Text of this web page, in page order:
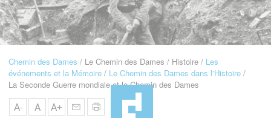
Navigation
Fil
d'Ariane
Chemin des Dames Le Chemin des Dames Histoire
Les
événements et la Mémoire
Le Chemin des Dames dans l'Histoire
La Seconde Guerre mondiale et le Chemin des Dames
A- A A+